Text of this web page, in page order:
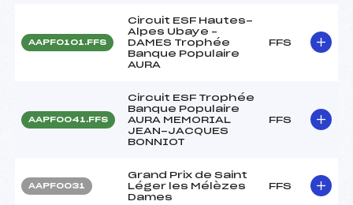
AAPF0101.FFS
Circuit ESF Hautes-
Alpes Ubaye –
DAMES Trophée
Banque Populaire
AURA
FFS
AAPF0041.FFS
Circuit ESF Trophée
Banque Populaire
AURA MEMORIAL
JEAN-JACQUES
BONNIOT
FFS
AAPF0031
Grand Prix de Saint
Léger les Mélèzes
Dames
FFS